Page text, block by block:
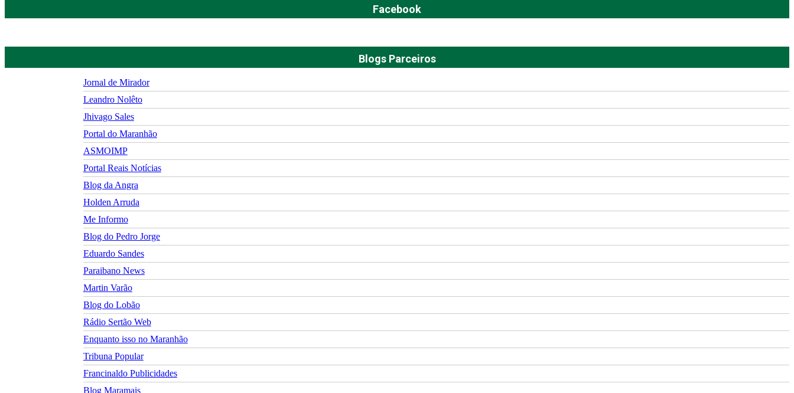
Facebook
Blogs Parceiros
Jornal de Mirador
Leandro Nolêto
Jhivago Sales
Portal do Maranhão
ASMOIMP
Portal Reais Notí­cias
Blog da Angra
Holden Arruda
Me Informo
Blog do Pedro Jorge
Eduardo Sandes
Paraibano News
Martin Varão
Blog do Lobão
Rádio Sertão Web
Enquanto isso no Maranhão
Tribuna Popular
Francinaldo Publicidades
Blog Maramais